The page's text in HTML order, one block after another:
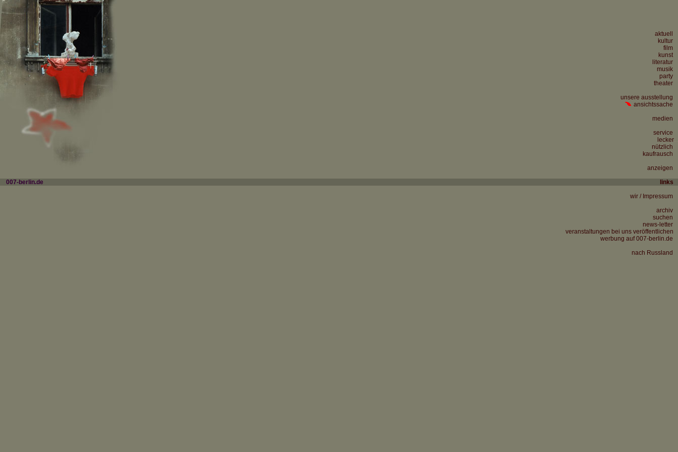
aktuell
kultur
film
kunst
literatur
musik
party
theater
unsere ausstellung
ansichtssache
medien
service
lecker...
nützlich
kaufrausch
anzeigen
007-berlin.de links
wir / Impressum
archiv
suchen
news-letter
veranstaltungen bei uns veröffentlichen
werbung auf 007-berlin.de
nach Russland